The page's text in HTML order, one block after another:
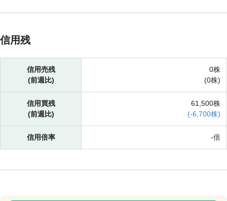
信用残
信用売残
(前週比)
0株
(0株)
信用買残
(前週比)
61,500株
(-6,700株)
信用倍率 -倍